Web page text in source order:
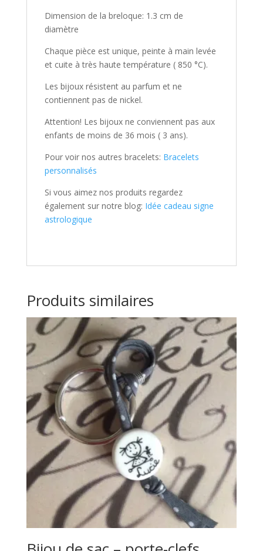
Dimension de la breloque: 1.3 cm de
diamètre
Chaque pièce est unique, peinte à main levée
et cuite à très haute température ( 850 °C).
Les bijoux résistent au parfum et ne
contiennent pas de nickel.
Attention! Les bijoux ne conviennent pas aux
enfants de moins de 36 mois ( 3 ans).
Pour voir nos autres bracelets: Bracelets
personnalisés
Si vous aimez nos produits regardez
également sur notre blog: Idée cadeau signe
astrologique
Produits similaires